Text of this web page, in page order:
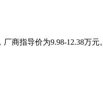
商指导价为9.98-12.38万